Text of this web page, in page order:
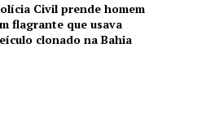
Civil prende homem
flagrante que usava
clonado na Bahia